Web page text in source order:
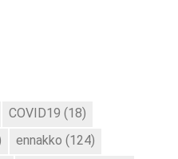
COVID19 (18)
ennakko (124)